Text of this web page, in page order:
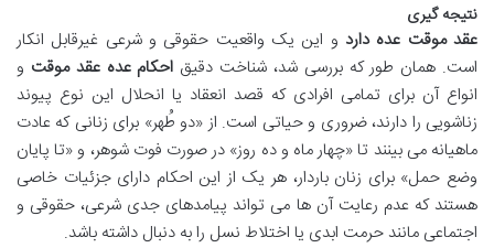
نتیجه گیری
عقد موقت عده دارد و این یک واقعیت حقوقی و شرعی غیرقابل انکار
است. همان طور که بررسی شد، شناخت دقیق احکام عده عقد موقت و
انواع آن برای تمامی افرادی که قصد انعقاد یا انحلال این نوع پیوند
زناشویی را دارند، ضروری و حیاتی است. از «دو طُهر» برای زنانی که عادت
ماهیانه می بینند تا «چهار ماه و ده روز» در صورت فوت شوهر، و «تا پایان
وضع حمل» برای زنان باردار، هر یک از این احکام دارای جزئیات خاصی
هستند که عدم رعایت آن ها می تواند پیامدهای جدی شرعی، حقوقی و
اجتماعی مانند حرمت ابدی یا اختلاط نسل را به دنبال داشته باشد.